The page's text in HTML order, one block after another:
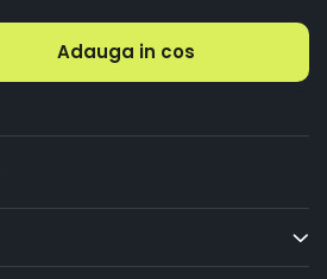
Adauga in cos